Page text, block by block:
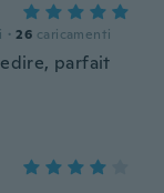
· 26 caricamenti
parfait